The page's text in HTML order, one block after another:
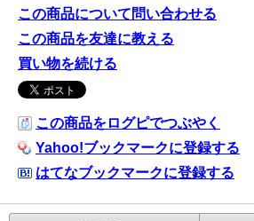
この商品について問い合わせる
この商品を友達に教える
買い物を続ける
この商品をログピでつぶやく
Yahoo!ブックマークに登録する
はてなブックマークに登録する